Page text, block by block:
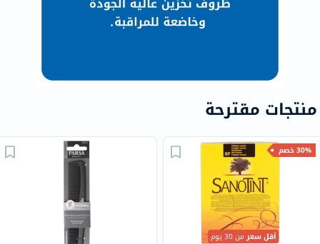
منتجات مقترحة
30% خصم
أقل سعرمن 30 يوم